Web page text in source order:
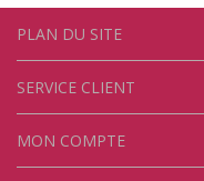
PLAN DU SITE
SERVICE CLIENT
MON COMPTE